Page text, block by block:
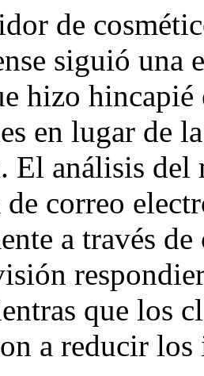
de
siguió una
hizo
en lugar de
El análisis
de correo
a través
que los
a reducir los